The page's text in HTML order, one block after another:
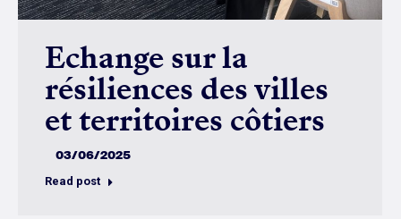
Echange sur la
résiliences des villes
et territoires côtiers
03/06/2025
Read post